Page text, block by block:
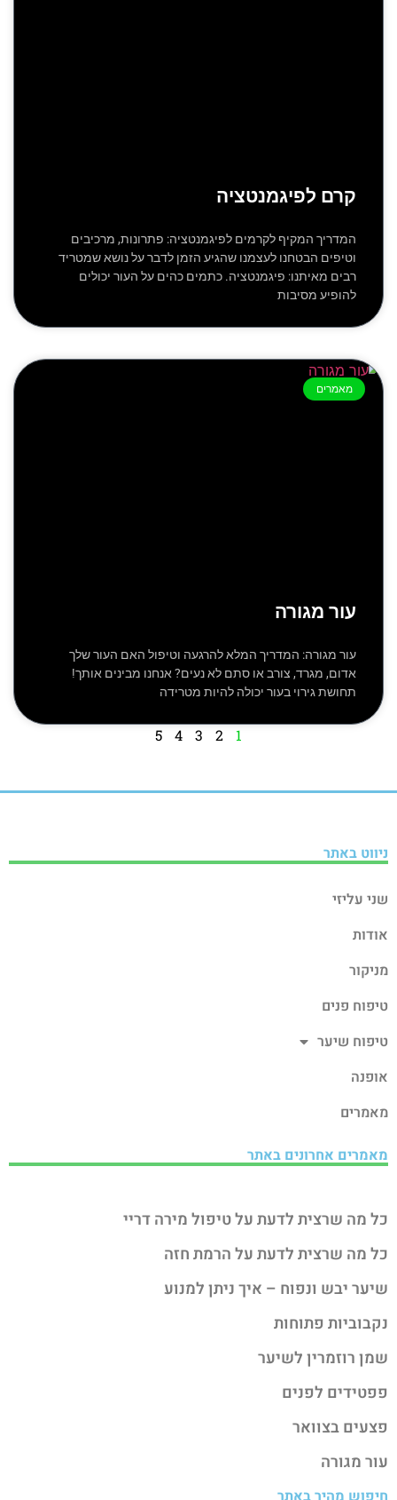
קרם לפיגמנטציה
המדריך המקיף לקרמים לפיגמנטציה: פתרונות, מרכיבים
וטיפים הבטחנו לעצמנו שהגיע הזמן לדבר על נושא שמטריד
רבים מאיתנו: פיגמנטציה. כתמים כהים על העור יכולים
להופיע מסיבות
מאמרים
עור מגורה
עור מגורה: המדריך המלא להרגעה וטיפול האם העור שלך
אדום, מגרד, צורב או סתם לא נעים? אנחנו מבינים אותך!
תחושת גירוי בעור יכולה להיות מטרידה
1
2
3
4
5
ניווט באתר
שני עליזי
אודות
מניקור
טיפוח פנים
טיפוח שיער
אופנה
מאמרים
מאמרים אחרונים באתר
כל מה שרצית לדעת על טיפול מירה דריי
כל מה שרצית לדעת על הרמת חזה
שיער יבש ונפוח – איך ניתן למנוע
נקבוביות פתוחות
שמן רוזמרין לשיער
פפטידים לפנים
פצעים בצוואר
עור מגורה